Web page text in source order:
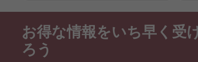
お得な情報をいち早く受
ろう